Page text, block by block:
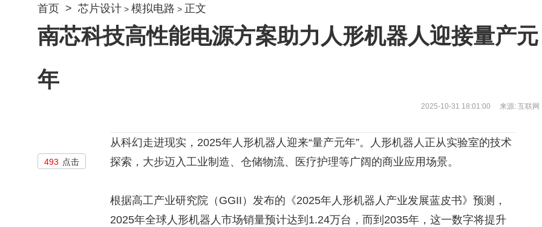
首页 > 芯片设计 > 模拟电路 > 正文
南芯科技高性能电源方案助力人形机器人迎接量产元
年
2025-10-31 18:01:00 来源: 互联网
493 点击
从科幻走进现实，2025年人形机器人迎来“量产元年”。人形机器人正从实验室的技术
探索，大步迈入工业制造、仓储物流、医疗护理等广阔的商业应用场景。
根据高工产业研究院（GGII）发布的《2025年人形机器人产业发展蓝皮书》预测，
2025年全球人形机器人市场销量预计达到1.24万台，而到2035年，这一数字将提升